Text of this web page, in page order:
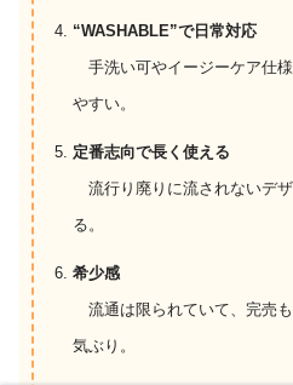
“WASHABLE”で日常対応
手洗い可やイージーケア仕
やすい。
定番志向で長く使える
流行り廃りに流されないデ
る。
希少感
流通は限られていて、完売
気ぶり。